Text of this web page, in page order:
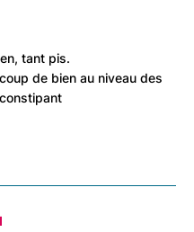
tant pis.
de bien au niveau des